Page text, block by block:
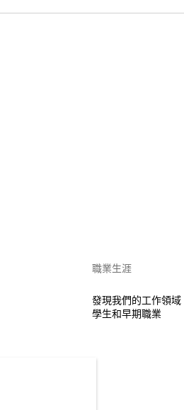
職業生涯
發現我們的工作領域
學生和早期職業